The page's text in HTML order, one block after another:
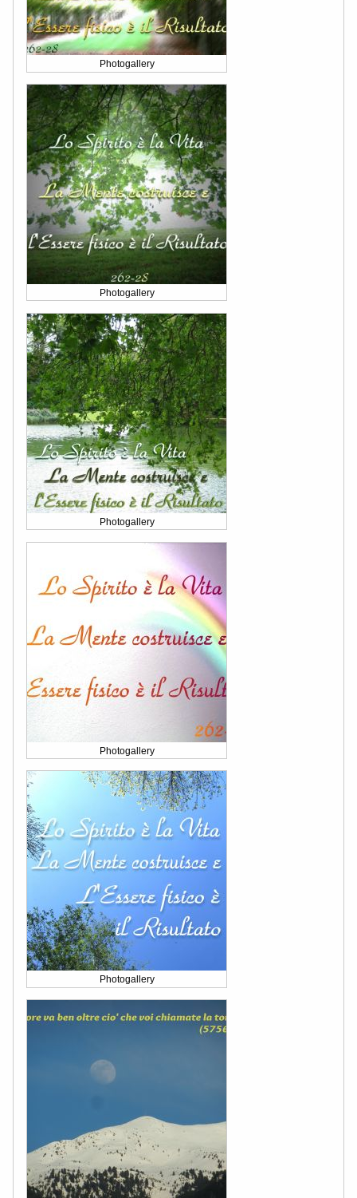
Photogallery
Photogallery
Photogallery
Photogallery
Photogallery